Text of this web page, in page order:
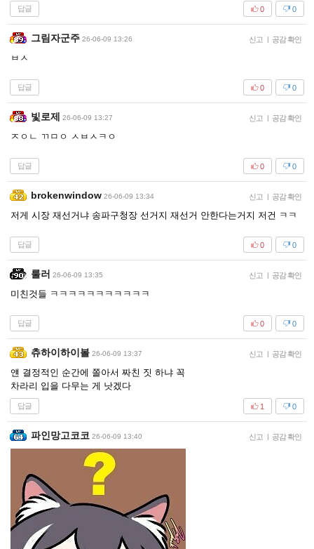
답글 0
0
그림자군주 26-06-09 13:26 신고 | 공감 확인
ㅂㅅ
답글 0
0
빛로제 26-06-09 13:27 신고 | 공감 확인
ㅈㅇㄴ ㄲㅁㅇ ㅅㅂㅅㅋㅇ
답글 0
0
brokenwindow 26-06-09 13:34 신고 | 공감 확인
저게 시장 재선거냐 송파구청장 선거지 재선거 안한다는거지 저건 ㅋㅋ
답글 0
0
룰러 26-06-09 13:35 신고 | 공감 확인
미친것들 ㅋㅋㅋㅋㅋㅋㅋㅋㅋㅋㅋ
답글 0
0
츄하이하이볼 26-06-09 13:37 신고 | 공감 확인
얜 결정적인 순간에 쫄아서 짜친 짓 하냐 꼭
차라리 입을 다무는 게 낫겠다
답글 0
1
파인망고코코 26-06-09 13:40 신고 | 공감 확인